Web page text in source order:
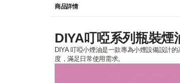
商品詳情
DIYA叮啞系列瓶裝
DIYA 叮啞小煙油是一款專為小煙設備設計的
度，滿足日常使用需求。